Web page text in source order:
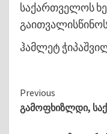
საქართველოს
ჰამლეტ
Continue
Reading
Previous
გამოფხიზლდი,